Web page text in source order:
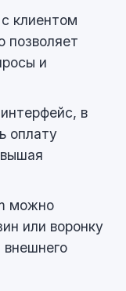
клиентом
позволяет
и
в
оплату
можно
или воронку